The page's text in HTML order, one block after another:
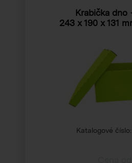
Krabička dno
243 x 190 x 131
Katalogové číslo: